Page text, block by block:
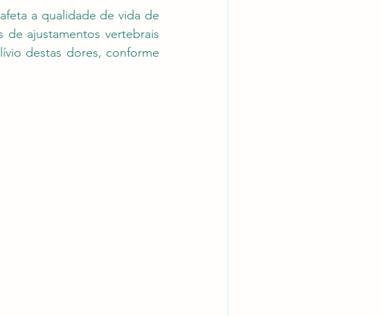
a qualidade de vida de
ajustamentos vertebrais
destas dores, conforme